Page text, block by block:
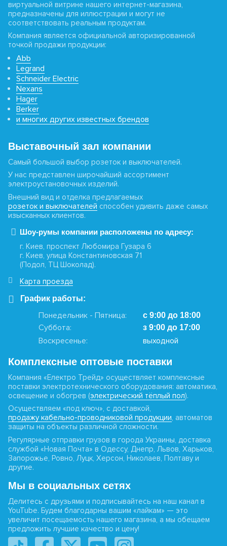
виртуальной витрине нашего интернет-магазина,
предназначены для иллюстрации и могут не
соответствовать реальным продуктам.
Компания является официальной авторизированной
точкой продажи продукции:
Abb
Legrand
Schneider Electric
Nexans
Hager
Berker
и многих других известных брендов
Выставочный зал компании
Самый большой выбор розеток и выключателей.
У нас представлен широчайший ассортимент
электроустановочных изделий.
Внешний вид и отделка предлагаемых
розеток и выключателей способен удивить даже самых
изысканных клиентов.
Шоу-румы компании расположены по адресу:
г. Киев, проспект Любомира Гузара 6
г. Киев, улица Константиновская 71
(Подол, ТЦ Шоколад).
Карта проезда
График работы:
Понедельник - Пятница: с 9:00 до 18:00
Суббота: з 9:00 до 17:00
Воскресенье: выходной
Комплексные оптовые поставки
Компания «Електро Трейд» осуществляет комплексные
поставки электротехнического оборудования: автоматика,
освещение и обогрев (электрический тёплый пол).
Осуществляем «под ключ», с доставкой,
продажу кабельно-проводниковой продукции, автоматов
защиты на объекты различной сложности.
Регулярные отправки грузов в города Украины, доставка
службой «Новая Почта» в Одессу, Днепр, Львов, Харьков,
Запорожье, Ровно, Луцк, Херсон, Николаев, Полтаву и
другие.
Мы в социальных сетях
Делитесь с друзьями и подписывайтесь на наш канал в
YouTube. Будем благодарны вашим «лайкам» — это
увеличит посещаемость нашего магазина, а мы обещаем
предложить лучшие качество и цену!